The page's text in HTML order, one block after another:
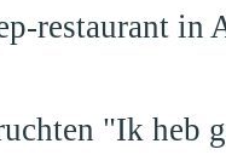
restaurant in
"Ik heb